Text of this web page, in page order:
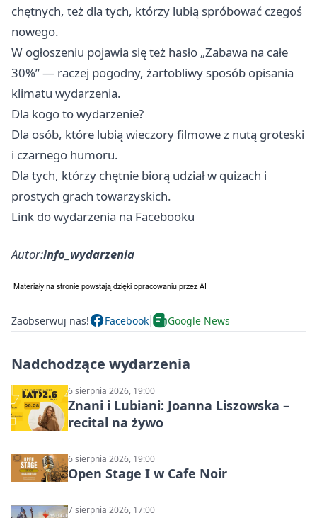
chętnych, też dla tych, którzy lubią spróbować czegoś
nowego.
W ogłoszeniu pojawia się też hasło „Zabawa na całe
30%” — raczej pogodny, żartobliwy sposób opisania
klimatu wydarzenia.
Dla kogo to wydarzenie?
Dla osób, które lubią wieczory filmowe z nutą groteski
i czarnego humoru.
Dla tych, którzy chętnie biorą udział w quizach i
prostych grach towarzyskich.
Link do wydarzenia na Facebooku
Autor:info_wydarzenia
Zaobserwuj nas! Facebook Google News
Nadchodzące wydarzenia
6 sierpnia 2026, 19:00
Znani i Lubiani: Joanna Liszowska –
recital na żywo
6 sierpnia 2026, 19:00
Open Stage I w Cafe Noir
7 sierpnia 2026, 17:00